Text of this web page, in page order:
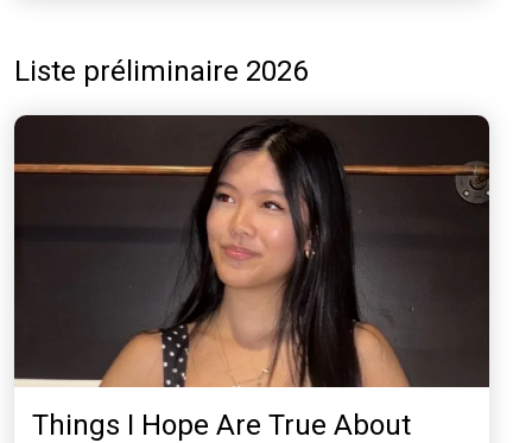
Liste préliminaire 2026
Things I Hope Are True About